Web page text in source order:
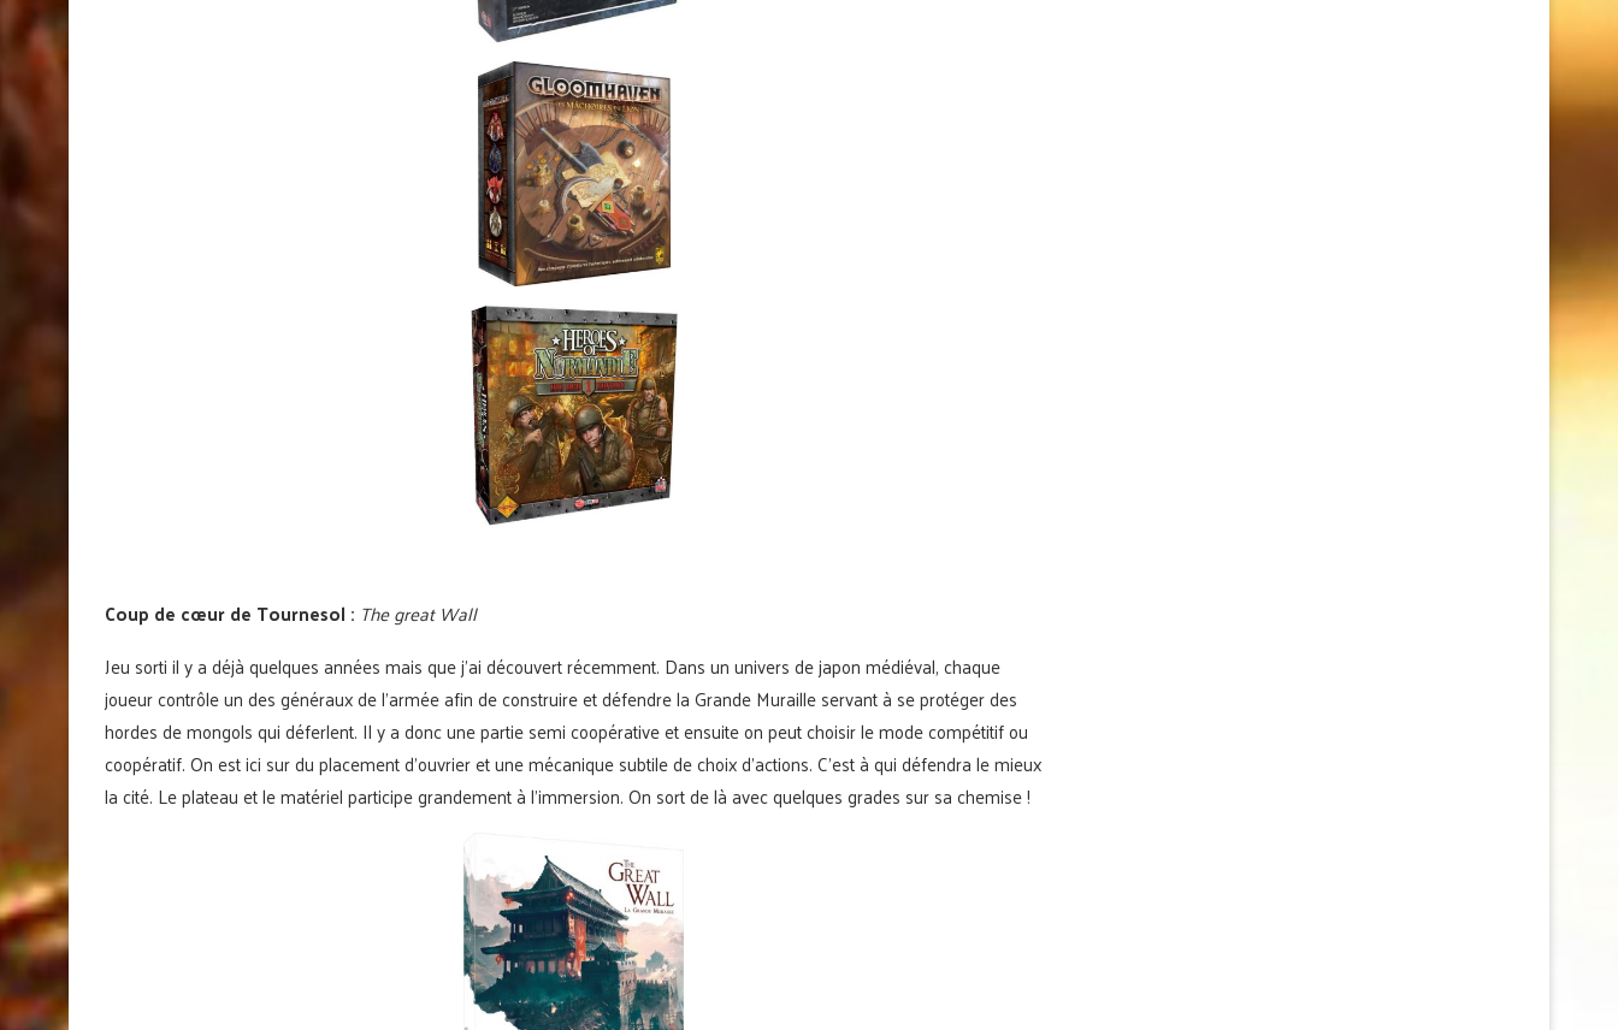
Coup de cœur de Tournesol : The great Wall
Jeu sorti il y a déjà quelques années mais que j’ai découvert récemment. Dans un univers de japon médiéval, chaque
joueur contrôle un des généraux de l’armée afin de construire et défendre la Grande Muraille servant à se protéger des
hordes de mongols qui déferlent. Il y a donc une partie semi coopérative et ensuite on peut choisir le mode compétitif ou
coopératif. On est ici sur du placement d’ouvrier et une mécanique subtile de choix d’actions. C’est à qui défendra le mieux
la cité. Le plateau et le matériel participe grandement à l’immersion. On sort de là avec quelques grades sur sa chemise !